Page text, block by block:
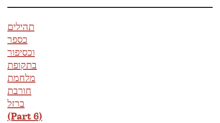
תהילים
כספר
וכסיפור
בתקופת
מלחמת
חורבת
ברזל
(Part 6)